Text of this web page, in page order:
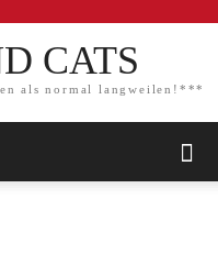
CATS
als normal langweilen!***